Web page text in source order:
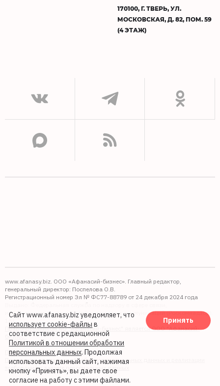
170100, Г. ТВЕРЬ, УЛ.
МОСКОВСКАЯ, Д. 82, ПОМ. 59
(4 ЭТАЖ)
www.afanasy.biz. ООО «Афанасий-бизнес». Главный редактор,
генеральный директор: Поспелова О.В.
Регистрационный номер Эл № ФС77-88789 от 24 декабря 2024 года
Выдано: Федеральная служба по надзору в сфере связи,
информационных технологий и массовых коммуникаций (Роскомнадзор).
Правопреемником АО "Афанасий-бизнес" является ООО "Афанасий-
бизнес"
Политика обработки файлов cookie
Политика в отношении обработки персональных данных и реализации
требований к защите персональных данных
Сайт www.afanasy.biz уведомляет, что
использует cookie-файлы в
соответствие с редакционной
Политикой в отношении обработки
персональных данных. Продолжая
использовать данный сайт, нажимая
кнопку «Принять», вы даете свое
согласие на работу с этими файлами.
Принять